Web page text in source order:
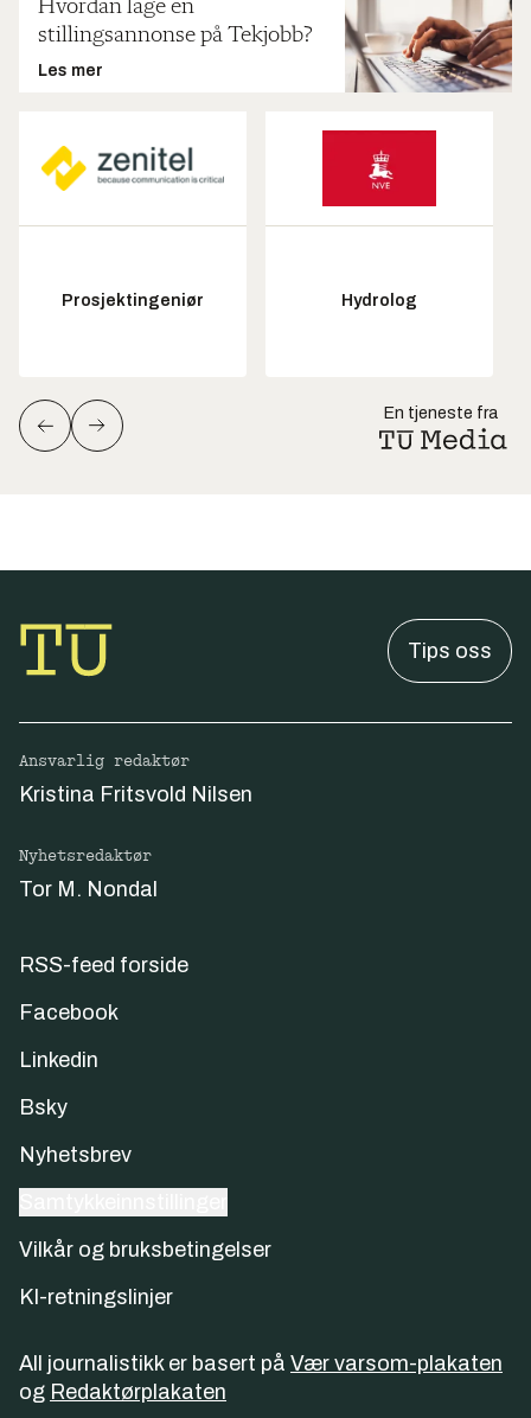
Hvordan lage en
stillingsannonse på Tekjobb?
Les mer
Prosjektingeniør Hydrolog
En tjeneste fra
Tips oss
Ansvarlig redaktør
Kristina Fritsvold Nilsen
Nyhetsredaktør
Tor M. Nondal
RSS-feed forside
Facebook
Linkedin
Bsky
Nyhetsbrev
Vilkår og bruksbetingelser
KI-retningslinjer
All journalistikk er basert på Vær varsom-plakaten
og Redaktørplakaten